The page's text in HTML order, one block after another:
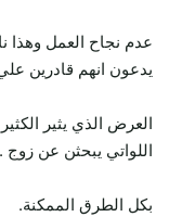
عدم نجاح العمل
يدعون انهم قادرين
العرض الذي يثير
اللواتي يبحثن عن زوج .
بكل الطرق الممكنة.